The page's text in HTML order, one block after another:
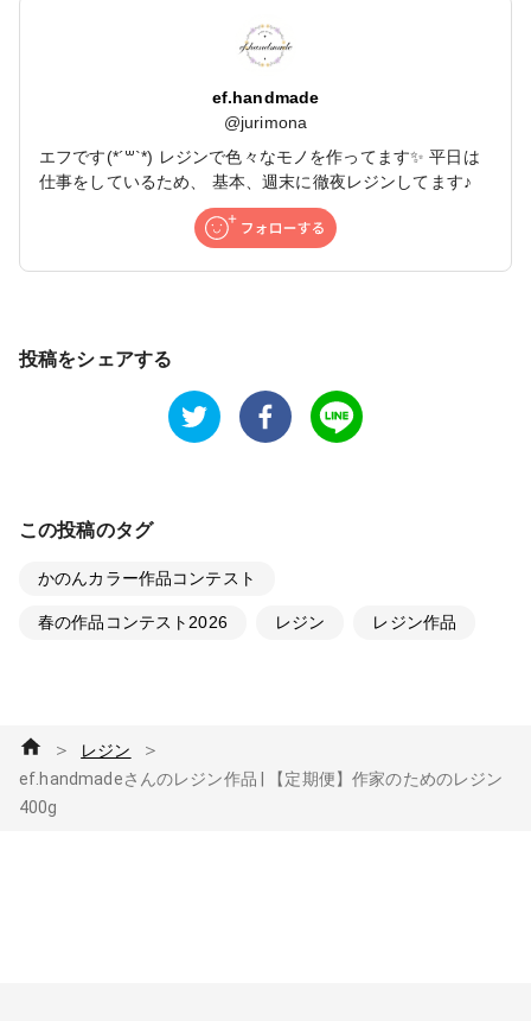
ef.handmade
@jurimona
エフです(*´꒳`*) レジンで色々なモノを作ってます✨ 平日は
仕事をしているため、 基本、週末に徹夜レジンしてます♪
投稿をシェアする
この投稿のタグ
かのんカラー作品コンテスト
春の作品コンテスト2026 レジン レジン作品
＞ レジン ＞
ef.handmadeさんのレジン作品 | 【定期便】作家のためのレジン
400g